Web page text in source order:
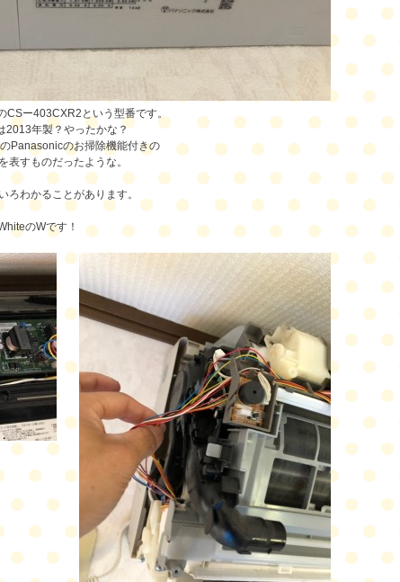
CSー403CXR2という型番です。
2013年製？やったかな？
Panasonicのお掃除機能付きの
表すものだったような。
ろわかることがあります。
のWです！